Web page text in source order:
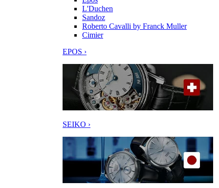
L'Duchen
Sandoz
Roberto Cavalli by Franck Muller
Cimier
EPOS ›
SEIKO ›